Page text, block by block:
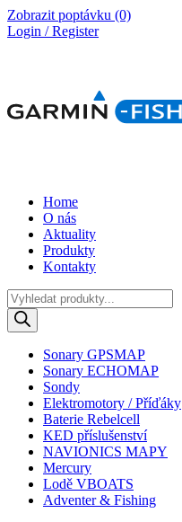
Zobrazit poptávku (0)
Login / Register
Home
O nás
Aktuality
Produkty
Kontakty
Products
search
Sonary GPSMAP
Sonary ECHOMAP
Sondy
Elektromotory / Příďáky
Baterie Rebelcell
KED příslušenství
NAVIONICS MAPY
Mercury
Lodě VBOATS
Adventer & Fishing